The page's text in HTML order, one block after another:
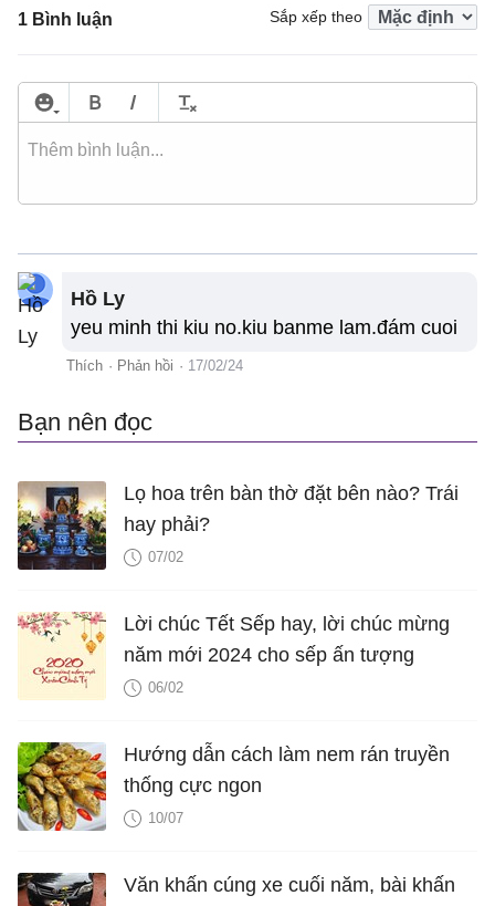
1 Bình luận Sắp xếp theo
Hồ Ly
yeu minh thi kiu no.kiu banme lam.đám cuoi
Thích · Phản hồi · 17/02/24
Bạn nên đọc
Lọ hoa trên bàn thờ đặt bên nào? Trái
hay phải?
07/02
Lời chúc Tết Sếp hay, lời chúc mừng
năm mới 2024 cho sếp ấn tượng
06/02
Hướng dẫn cách làm nem rán truyền
thống cực ngon
10/07
Văn khấn cúng xe cuối năm, bài khấn